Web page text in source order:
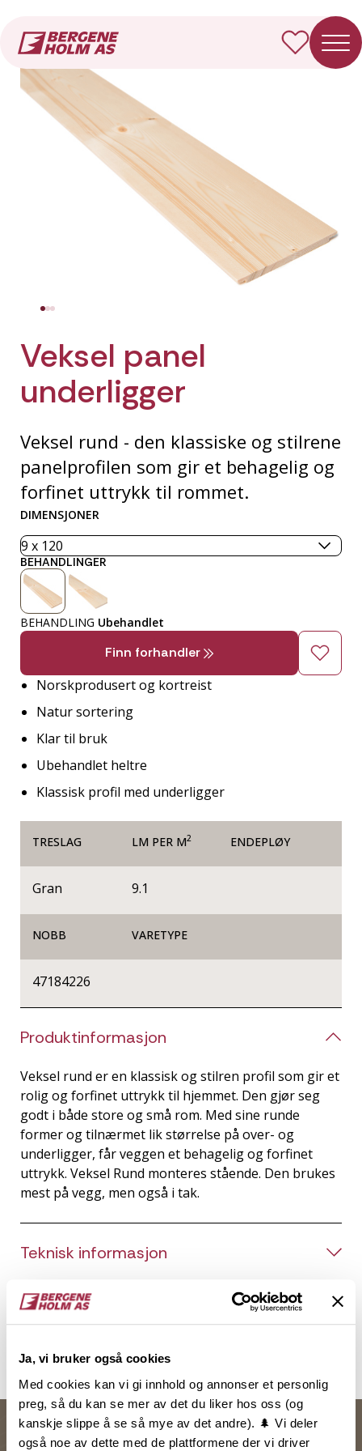
Ja, vi bruker også cookies
Med cookies kan vi gi innhold og annonser et personlig
preg, så du kan se mer av det du liker hos oss (og
kanskje slippe å se så mye av det andre). 🌲 Vi deler
også noe av dette med de plattformene der vi driver
Veksel panel
underligger
Veksel rund - den klassiske og stilrene
panelprofilen som gir et behagelig og
forfinet uttrykk til rommet.
DIMENSJONER
BEHANDLINGER
BEHANDLING Ubehandlet
Finn forhandler
Norskprodusert og kortreist
Natur sortering
Klar til bruk
Ubehandlet heltre
Klassisk profil med underligger
TRESLAG LM PER M2 ENDEPLØY
Gran 9.1
NOBB VARETYPE
47184226
Produktinformasjon
Veksel rund er en klassisk og stilren profil som gir et
rolig og forfinet uttrykk til hjemmet. Den gjør seg
godt i både store og små rom. Med sine runde
former og tilnærmet lik størrelse på over- og
underligger, får veggen et behagelig og forfinet
uttrykk. Veksel Rund monteres stående. Den brukes
mest på vegg, men også i tak.
Teknisk informasjon
Dokumentasjon
Inspirasjon